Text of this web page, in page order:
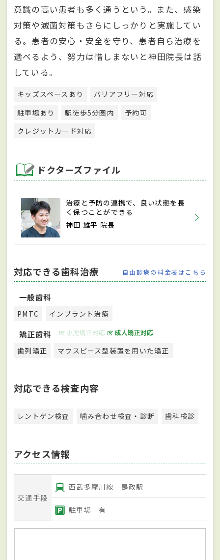
意識の高い患者も多く通うという。また、感染
対策や滅菌対策もさらにしっかりと実施してい
る。患者の安心・安全を守り、患者自ら治療を
選べるよう、努力は惜しまないと神田院長は話
している。
キッズスペースあり
バリアフリー対応
駐車場あり
駅徒歩5分圏内
予約可
クレジットカード対応
ドクターズファイル
治療と予防の連携で、良い状態を長
く保つことができる
神田 雄平 院長
対応できる歯科治療 自由診療の料金表はこちら
一般歯科
PMTC インプラント治療
矯正歯科
歯列矯正 マウスピース型装置を用いた矯正
対応できる検査内容
レントゲン検査 噛み合わせ検査・診断 歯科検診
アクセス情報
交通手段
西武多摩川線 是政駅
駐車場 有